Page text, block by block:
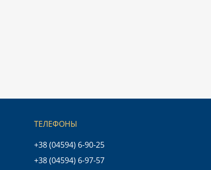
ТЕЛЕФОНЫ
+38 (04594) 6-90-25
+38 (04594) 6-97-57